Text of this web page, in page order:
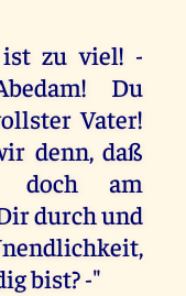
ist zu viel! -
Du
Vater!
denn, daß
am
durch und
bist? -"